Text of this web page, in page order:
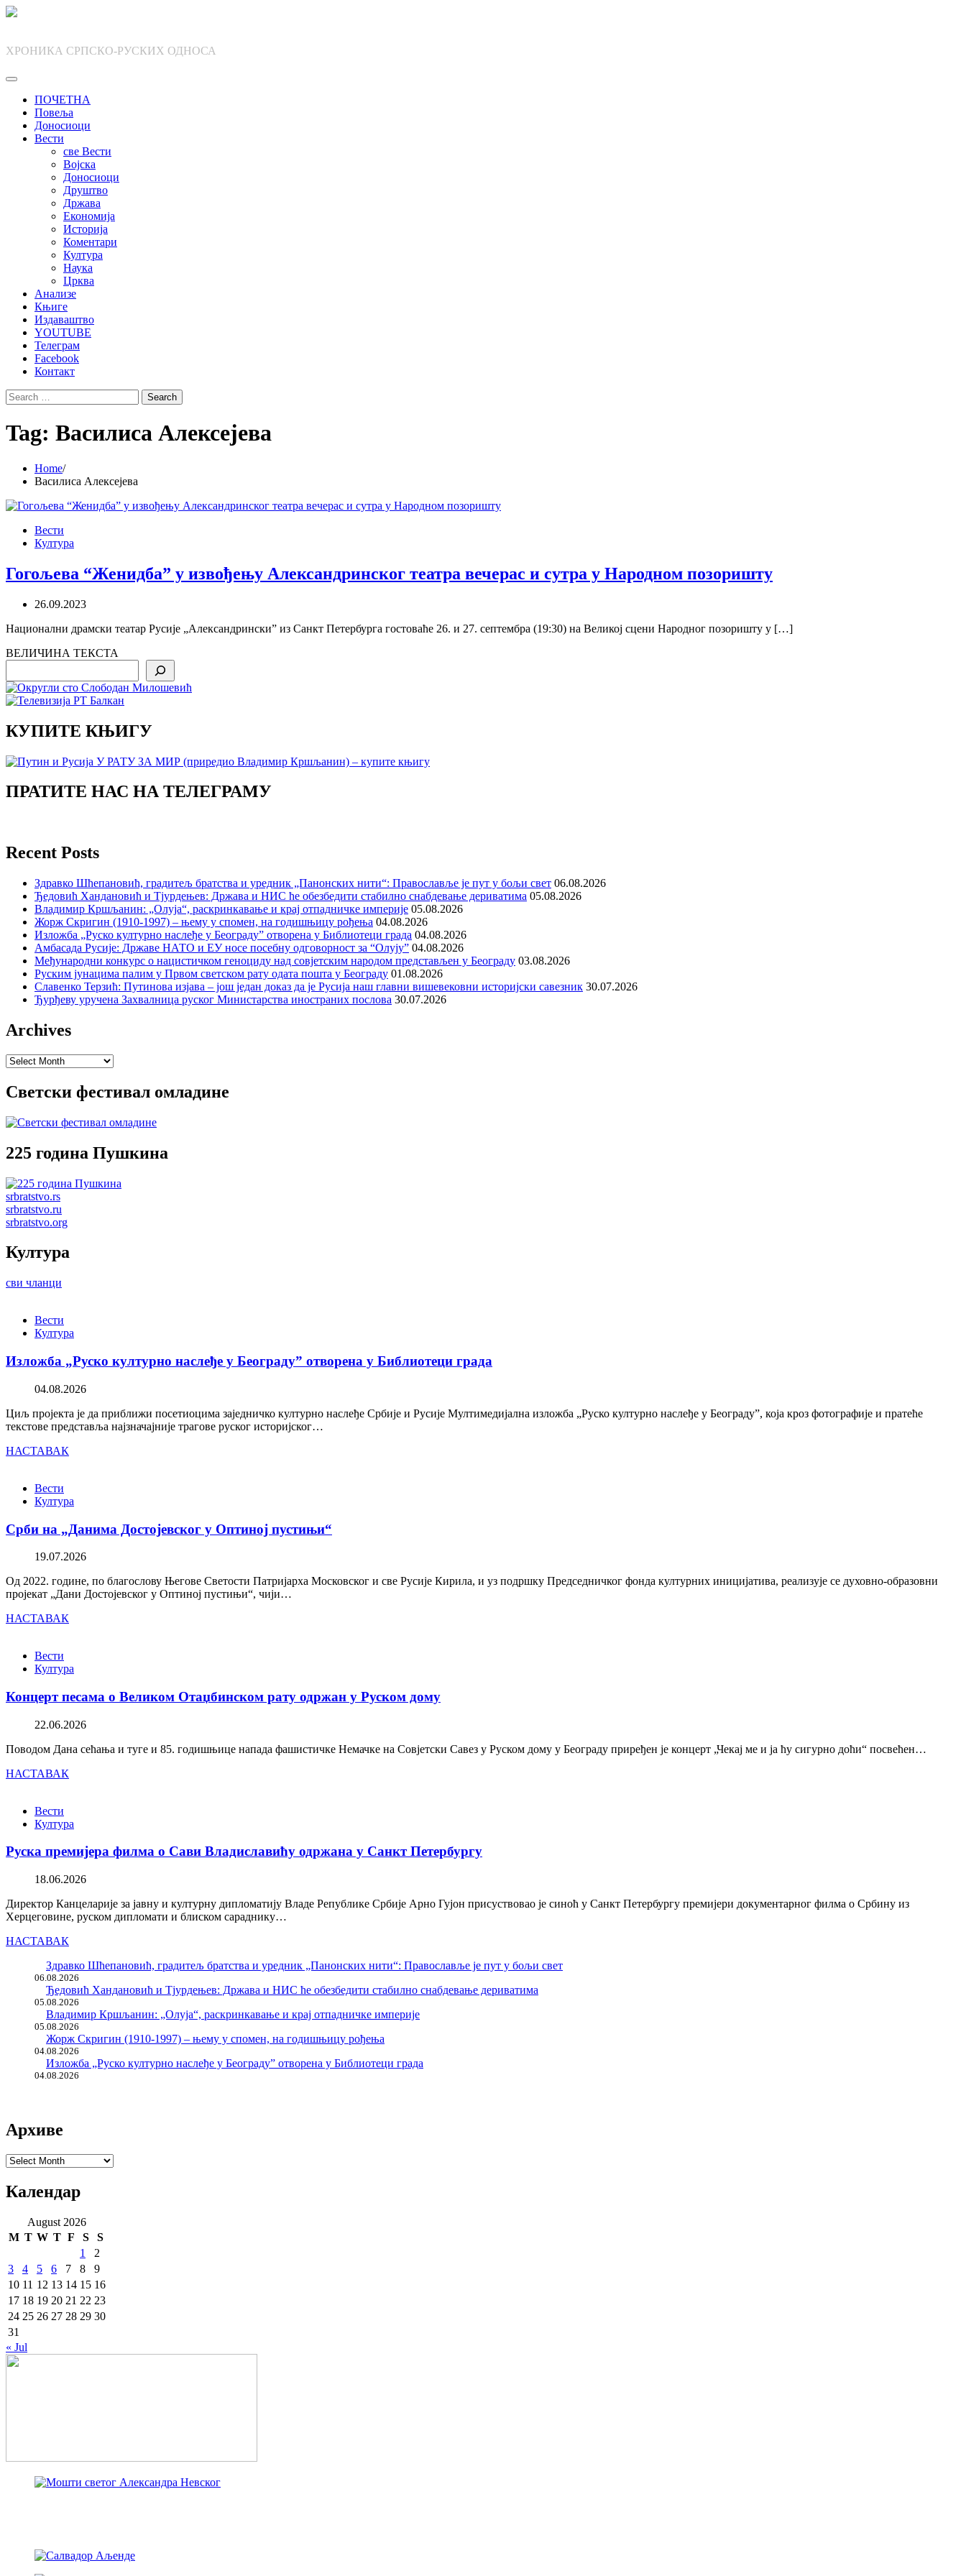
Skip
ХРОНИКА СРПСКО-РУСКИХ ОДНОСА
ПОЧЕТНА
Повеља
Доносиоци
Вести
све Вести
Војска
Доносиоци
Друштво
Држава
Економија
Историја
Коментари
Култура
Наука
Црква
Анализе
Књиге
Издаваштво
YOUTUBE
Телеграм
Facebook
Контакт
Search
for:
Tag: Василиса Алексејева
Home
Василиса Алексејева
Вести
Култура
Гогољева “Женидба” у извођењу Александринског театра вечерас и сутра у Народном позоришту
26.09.2023
Национални драмски театар Русије „Александрински” из Санкт Петербурга гостоваће 26. и 27. септембра (19:30) на Великој сцени Народног позоришту у […]
ВЕЛИЧИНА ТЕКСТА
КУПИТЕ КЊИГУ
ПРАТИТЕ НАС НА ТЕЛЕГРАМУ
Recent Posts
Здравко Шћепановић, градитељ братства и уредник „Панонских нити“: Православље је пут у бољи свет 06.08.2026
Ђедовић Хандановић и Тјурдењев: Држава и НИС ће обезбедити стабилно снабдевање дериватима 05.08.2026
Владимир Кршљанин: „Олуја“, раскринкавање и крај отпадничке империје 05.08.2026
Жорж Скригин (1910-1997) – њему у спомен, на годишњицу рођења 04.08.2026
Изложба „Руско културно наслеђе у Београду” отворена у Библиотеци града 04.08.2026
Амбасада Русије: Државе НАТО и ЕУ носе посебну одговорност за “Олују” 04.08.2026
Међународни конкурс о нацистичком геноциду над совјетским народом представљен у Београду 03.08.2026
Руским јунацима палим у Првом светском рату одата пошта у Београду 01.08.2026
Славенко Терзић: Путинова изјава – још један доказ да је Русија наш главни вишевековни историјски савезник 30.07.2026
Ђурђеву уручена Захвалница руског Министарства иностраних послова 30.07.2026
Archives
Archives
Светски фестивал омладине
225 година Пушкина
srbratstvo.rs
srbratstvo.ru
srbratstvo.org
Култура
сви чланци
Вести
Култура
Изложба „Руско културно наслеђе у Београду” отворена у Библиотеци града
04.08.2026
Циљ пројекта је да приближи посетиоцима заједничко културно наслеђе Србије и Русије Мултимедијална изложба „Руско културно наслеђе у Београду”, која кроз фотографије и пратеће
текстове представља најзначајније трагове руског историјског…
НАСТАВАК
Вести
Култура
Срби на „Данима Достојевског у Оптиној пустињи“
19.07.2026
Од 2022. године, по благослову Његове Светости Патријарха Московског и све Русије Кирила, и уз подршку Председничког фонда културних иницијатива, реализује се духовно-образовни
пројекат „Дани Достојевског у Оптиној пустињи“, чији…
НАСТАВАК
Вести
Култура
Концерт песама о Великом Отаџбинском рату одржан у Руском дому
22.06.2026
Поводом Дана сећања и туге и 85. годишњице напада фашистичке Немачке на Совјетски Савез у Руском дому у Београду приређен је концерт „Чекај ме и ја ћу сигурно доћи“ посвећен…
НАСТАВАК
Вести
Култура
Руска премијера филма о Сави Владиславићу одржана у Санкт Петербургу
18.06.2026
Директор Канцеларије за јавну и културну дипломатију Владе Републике Србије Арно Гујон присуствовао је синоћ у Санкт Петербургу премијери документарног филма о Србину из
Херцеговине, руском дипломати и блиском сараднику…
НАСТАВАК
Здравко Шћепановић, градитељ братства и уредник „Панонских нити“: Православље је пут у бољи свет
06.08.2026
Ђедовић Хандановић и Тјурдењев: Држава и НИС ће обезбедити стабилно снабдевање дериватима
05.08.2026
Владимир Кршљанин: „Олуја“, раскринкавање и крај отпадничке империје
05.08.2026
Жорж Скригин (1910-1997) – њему у спомен, на годишњицу рођења
04.08.2026
Изложба „Руско културно наслеђе у Београду” отворена у Библиотеци града
04.08.2026
Архиве
Архиве
Календар
August 2026
M T W T F S
S
1
2
3
4 5 6 7 8
9
10 11 12 13 14 15 16
17 18 19 20 21 22 23
24 25 26 27 28 29 30
31
« Jul